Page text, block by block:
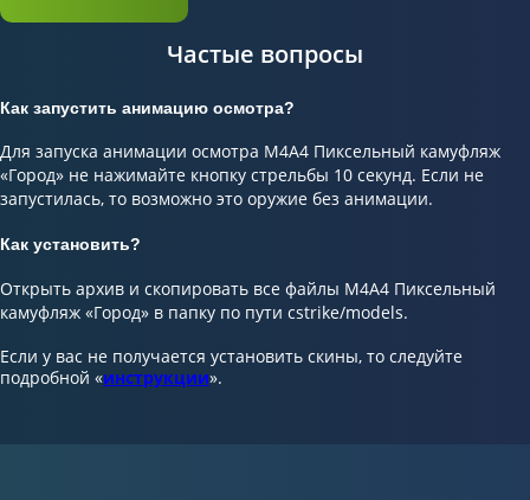
Частые вопросы
Как запустить анимацию осмотра?
Для запуска анимации осмотра M4A4 Пиксельный камуфляж
«Город» не нажимайте кнопку стрельбы 10 секунд. Если не
запустилась, то возможно это оружие без анимации.
Как установить?
Открыть архив и скопировать все файлы M4A4 Пиксельный
камуфляж «Город» в папку по пути cstrike/models.
Если у вас не получается установить скины, то следуйте
подробной «инструкции».